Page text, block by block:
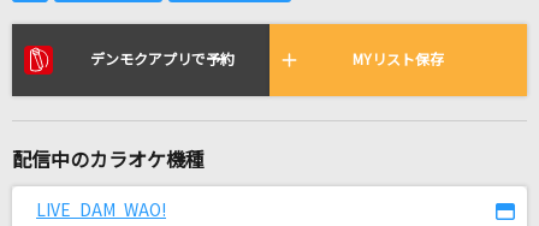
リアルタイムで歌われている曲の一覧
友達の唄
デンモクアプリで予約 MYリスト保存
配信中のカラオケ機種
LIVE DAM WAO!